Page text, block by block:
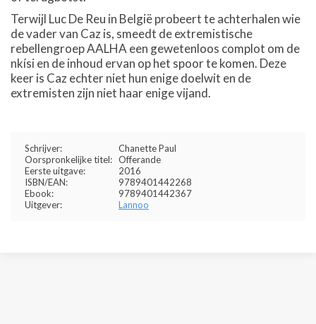
Terwijl Luc De Reu in België probeert te achterhalen wie
de vader van Caz is, smeedt de extremistische
rebellengroep AALHA een gewetenloos complot om de
nkísi en de inhoud ervan op het spoor te komen. Deze
keer is Caz echter niet hun enige doelwit en de
extremisten zijn niet haar enige vijand.
Schrijver:
Chanette Paul
Oorspronkelijke titel: Offerande
Eerste uitgave:
2016
ISBN/EAN:
9789401442268
Ebook:
9789401442367
Uitgever:
Lannoo